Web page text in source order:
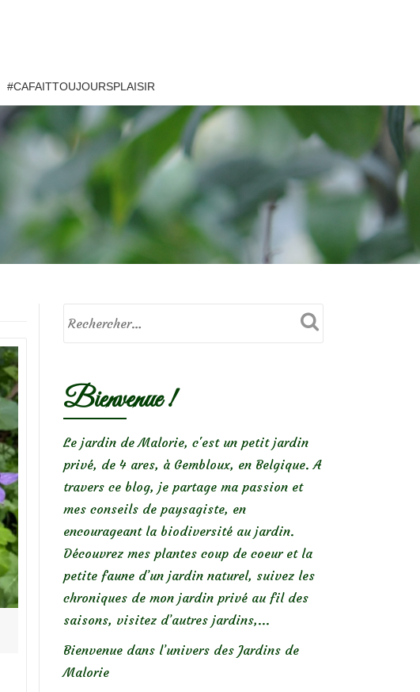
#CAFAITTOUJOURSPLAISIR
Bienvenue !
Le jardin de Malorie, c'est un petit jardin
privé, de 4 ares, à Gembloux, en Belgique. A
travers ce blog, je partage ma passion et
mes conseils de paysagiste, en
encourageant la biodiversité au jardin.
Découvrez mes plantes coup de coeur et la
petite faune d’un jardin naturel, suivez les
chroniques de mon jardin privé au fil des
saisons, visitez d’autres jardins,...
Bienvenue dans l’univers des Jardins de
Malorie